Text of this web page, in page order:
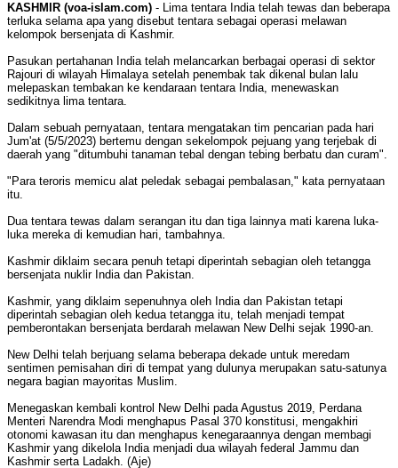
KASHMIR (voa-islam.com) - Lima tentara India telah tewas dan beberapa
terluka selama apa yang disebut tentara sebagai operasi melawan
kelompok bersenjata di Kashmir.
Pasukan pertahanan India telah melancarkan berbagai operasi di sektor
Rajouri di wilayah Himalaya setelah penembak tak dikenal bulan lalu
melepaskan tembakan ke kendaraan tentara India, menewaskan
sedikitnya lima tentara.
Dalam sebuah pernyataan, tentara mengatakan tim pencarian pada hari
Jum'at (5/5/2023) bertemu dengan sekelompok pejuang yang terjebak di
daerah yang "ditumbuhi tanaman tebal dengan tebing berbatu dan curam".
"Para teroris memicu alat peledak sebagai pembalasan," kata pernyataan
itu.
Dua tentara tewas dalam serangan itu dan tiga lainnya mati karena luka-
luka mereka di kemudian hari, tambahnya.
Kashmir diklaim secara penuh tetapi diperintah sebagian oleh tetangga
bersenjata nuklir India dan Pakistan.
Kashmir, yang diklaim sepenuhnya oleh India dan Pakistan tetapi
diperintah sebagian oleh kedua tetangga itu, telah menjadi tempat
pemberontakan bersenjata berdarah melawan New Delhi sejak 1990-an.
New Delhi telah berjuang selama beberapa dekade untuk meredam
sentimen pemisahan diri di tempat yang dulunya merupakan satu-satunya
negara bagian mayoritas Muslim.
Menegaskan kembali kontrol New Delhi pada Agustus 2019, Perdana
Menteri Narendra Modi menghapus Pasal 370 konstitusi, mengakhiri
otonomi kawasan itu dan menghapus kenegaraannya dengan membagi
Kashmir yang dikelola India menjadi dua wilayah federal Jammu dan
Kashmir serta Ladakh. (Aje)